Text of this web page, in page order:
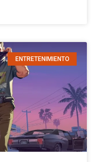
ENTRETENIMIENTO